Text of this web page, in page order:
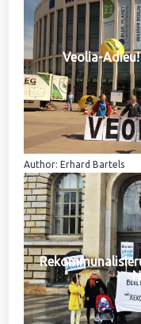
Veolia-
Author: Erhard Bartels